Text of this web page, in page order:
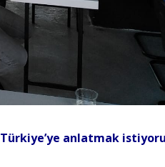
anlatmak